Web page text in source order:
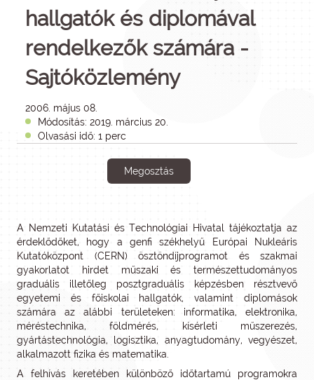
hallgatók és diplomával
rendelkezők számára -
Sajtóközlemény
2006. május 08.
Módosítás: 2019. március 20.
Olvasási idő: 1 perc
Megosztás
A Nemzeti Kutatási és Technológiai Hivatal tájékoztatja az
érdeklődőket, hogy a genfi székhelyű Európai Nukleáris
Kutatóközpont (CERN) ösztöndíjprogramot és szakmai
gyakorlatot hirdet műszaki és természettudományos
graduális illetőleg posztgraduális képzésben résztvevő
egyetemi és főiskolai hallgatók, valamint diplomások
számára az alábbi területeken: informatika, elektronika,
méréstechnika, földmérés, kísérleti műszerezés,
gyártástechnológia, logisztika, anyagtudomány, vegyészet,
alkalmazott fizika és matematika.
A felhívás keretében különböző időtartamú programokra